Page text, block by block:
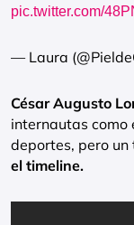
pic.twitter.com/
— Laura
César Augusto
internautas como
deportes, pero un
el timeline.